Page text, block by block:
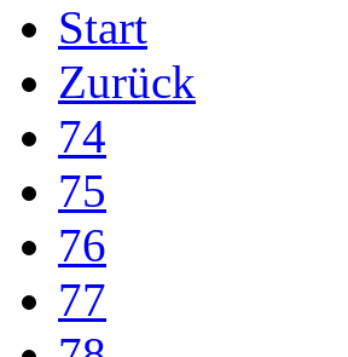
Start
Zurück
74
75
76
77